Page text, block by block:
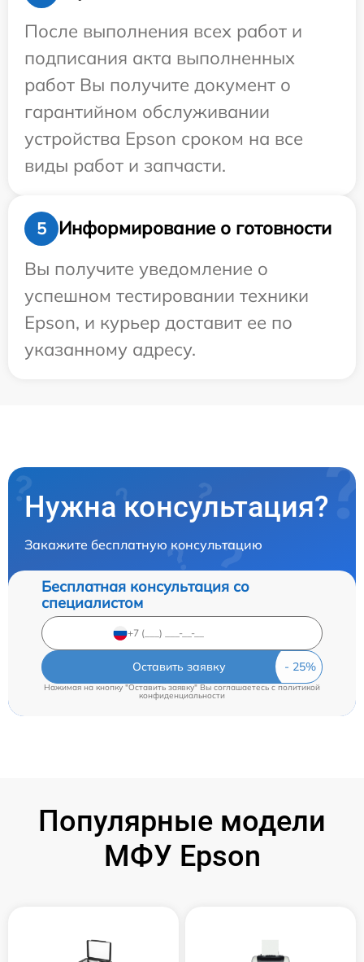
После выполнения всех работ и
подписания акта выполненных
работ Вы получите документ о
гарантийном обслуживании
устройства Epson сроком на все
виды работ и запчасти.
5
Информирование о готовности
Вы получите уведомление о
успешном тестировании техники
Epson, и курьер доставит ее по
указанному адресу.
Нужна консультация?
Закажите бесплатную консультацию
Бесплатная консультация со
специалистом
Оставить заявку
Нажимая на кнопку "Оставить заявку" Вы соглашаетесь cполитикой
конфиденциальности
Популярные модели
МФУ Epson